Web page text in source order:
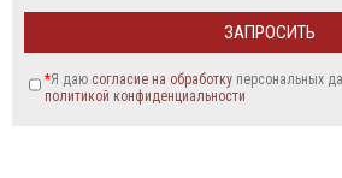
*Я даю согласие на обработкуперсональных
политикой конфиденциальности